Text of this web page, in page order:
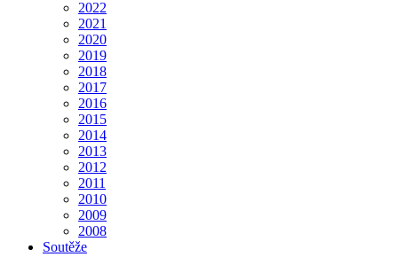
2022
2021
2020
2019
2018
2017
2016
2015
2014
2013
2012
2011
2010
2009
2008
Soutěže